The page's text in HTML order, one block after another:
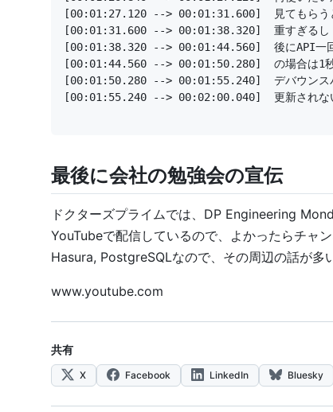
[00:01:55.240 --> 00:02:00.040]  更新されない
最後に会社の勉強会の宣伝
ドクターズプライムでは、DP Engineering
YouTubeで配信しているので、よかったらチャ
Hasura, PostgreSQLなので、その周辺の話が多
www.youtube.com
共有
X Facebook LinkedIn Bluesky